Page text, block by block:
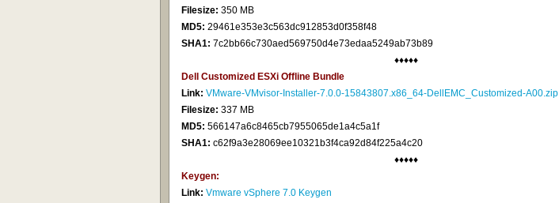
Filesize: 350 MB
MD5: 29461e353e3c563dc912853d0f358f48
SHA1: 7c2bb66c730aed569750d4e73edaa5249ab73b89
♦♦♦♦♦
Dell Customized ESXi Offline Bundle
Link: VMware-VMvisor-Installer-7.0.0-15843807.x86_64-DellEMC_Customized-A00.zip
Filesize: 337 MB
MD5: 566147a6c8465cb7955065de1a4c5a1f
SHA1: c62f9a3e28069ee10321b3f4ca92d84f225a4c20
♦♦♦♦♦
Keygen:
Link: Vmware vSphere 7.0 Keygen